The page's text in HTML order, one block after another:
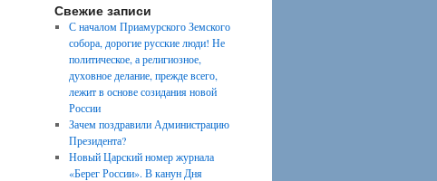
Свежие записи
С началом Приамурского Земского
собора, дорогие русские люди! Не
политическое, а религиозное,
духовное делание, прежде всего,
лежит в основе созидания новой
России
Зачем поздравили Администрацию
Президента?
Новый Царский номер журнала
«Берег России». В канун Дня